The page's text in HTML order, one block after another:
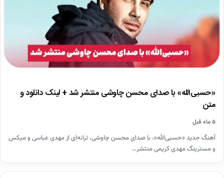
«حسبی‌الله» با صدای محسن چاوشی منتشر شد + لینک دانلود و
متن
۵ ماه قبل
آهنگ جدید «حسبی‌الله»، با صدای محسن چاوشی، ترانه‌ای از مهدی عباسی و میکس
و مسترینگ مهدی کریمی منتشر…